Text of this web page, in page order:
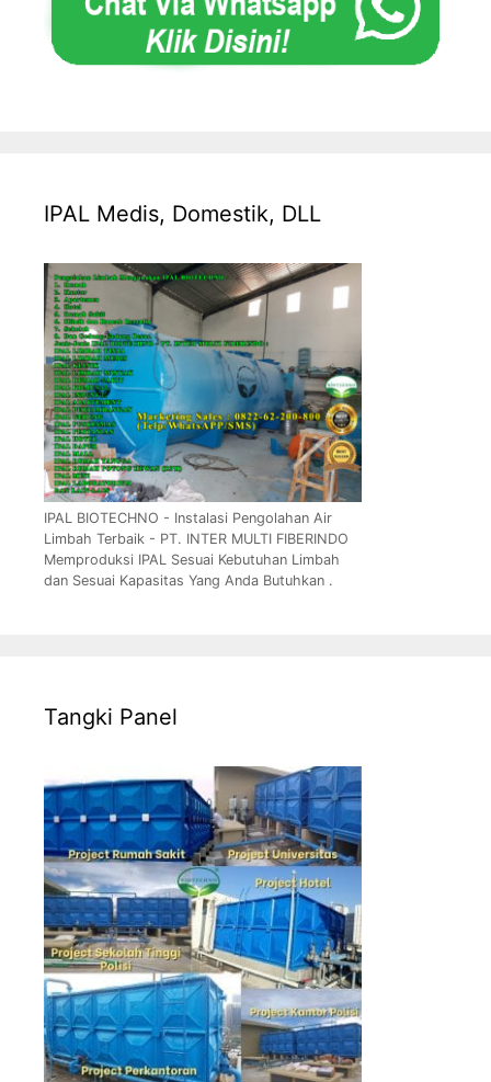
IPAL Medis, Domestik, DLL
IPAL BIOTECHNO - Instalasi Pengolahan Air
Limbah Terbaik - PT. INTER MULTI FIBERINDO
Memproduksi IPAL Sesuai Kebutuhan Limbah
dan Sesuai Kapasitas Yang Anda Butuhkan .
Tangki Panel